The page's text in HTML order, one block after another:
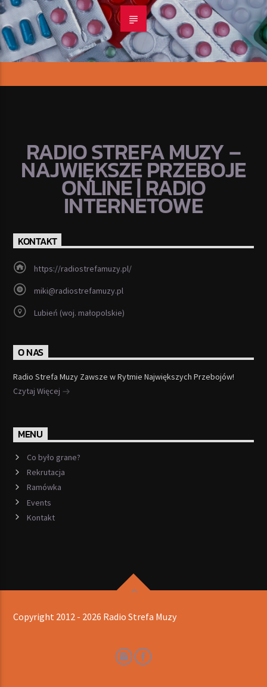
RADIO STREFA MUZY –
NAJWIĘKSZE PRZEBOJE
ONLINE | RADIO
INTERNETOWE
KONTAKT
https://radiostrefamuzy.pl/
miki@radiostrefamuzy.pl
Lubień (woj. małopolskie)
O NAS
Radio Strefa Muzy Zawsze w Rytmie Największych Przebojów!
Czytaj Więcej
MENU
Co było grane?
Rekrutacja
Ramówka
Events
Kontakt
Copyright 2012 - 2026 Radio Strefa Muzy